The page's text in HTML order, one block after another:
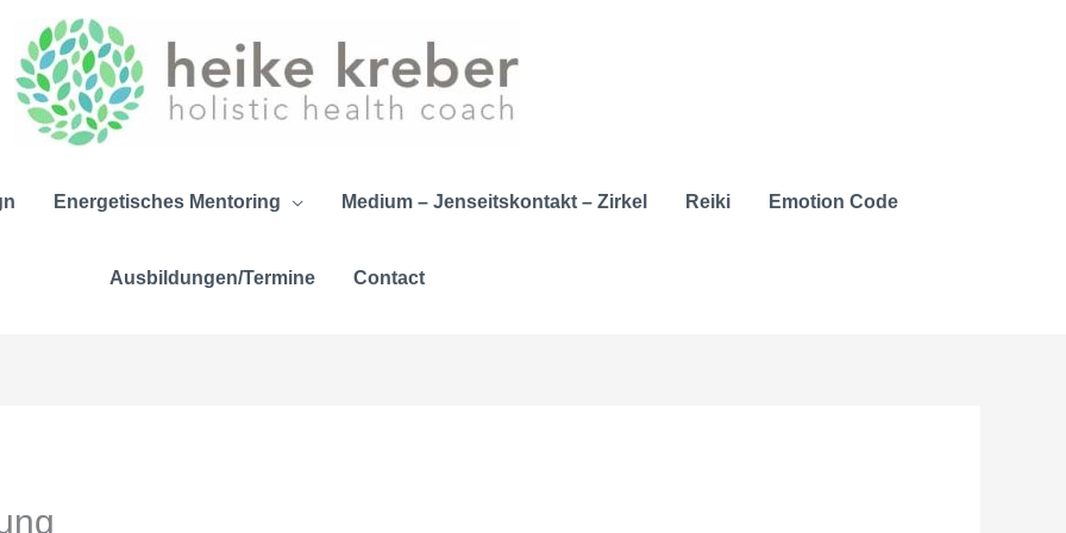
Energetisches Mentoring Medium – Jenseitskontakt – Zirkel Reiki Emotion Code
Ausbildungen/Termine Contact